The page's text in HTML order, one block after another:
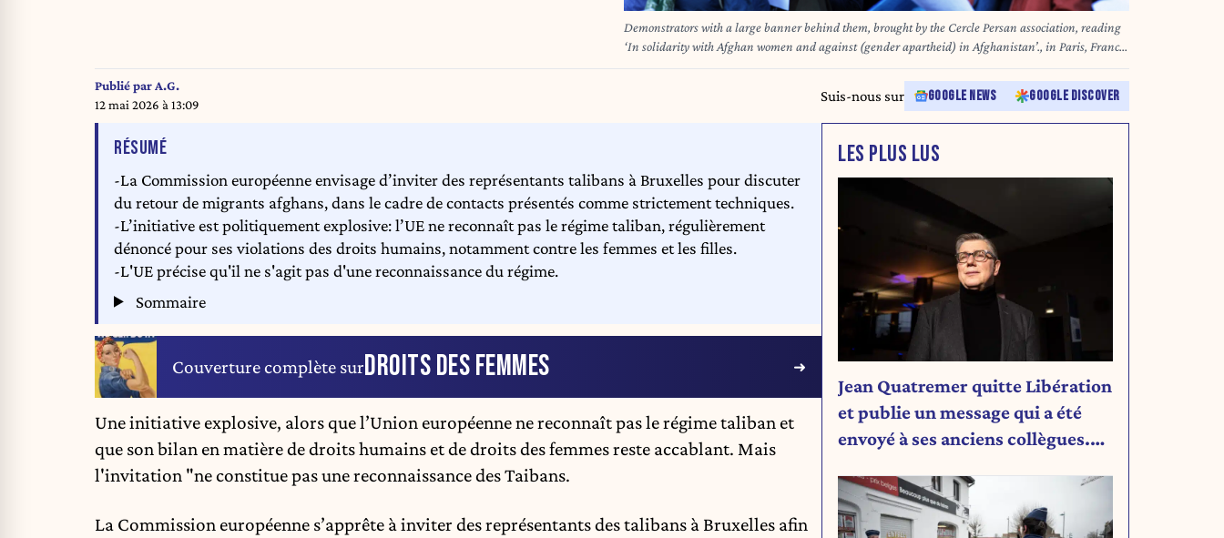
Demonstrators with a large banner behind them, brought by the Cercle Persan association, reading
‘In solidarity with Afghan women and against (gender apartheid) in Afghanistan’., in Paris, France,
on 14 September 2024. The association Le Cercle Persan is present in front of the Opera Bastille to
sing the women s anthem, in solidarity with Afghan women, victims of the Taliban who are
constantly enacting laws that restrict their freedom. Manifestants avec derriere eux une grande
banderole apporte par l ssociation le Cercle Persan, avec comme enoncer En solidarite avec les
femmes afghanes et contre (apartheid de genre), en Afghanistan, a Paris, France, le 14 septembre
2024. L association Le Cercle Persan est presente devant l Opera Bastille pour chanter l hymne des
femmes, en solidarite avec les femmes afghanes, victimes des Talibans qui ne cessent de promulguer
des lois liberticides les concernant. Nicolas RONGIER / RONGIER / Hans Lucas via AFP
Publié parA.G.
12 mai 2026 à 13:09
Suis-nous sur GOOGLE NEWS GOOGLE DISCOVER
RÉSUMÉDE L'ARTICLE
-La Commission européenne envisage d’inviter des représentants talibans à Bruxelles pour discuter
du retour de migrants afghans, dans le cadre de contacts présentés comme strictement techniques.
-L’initiative est politiquement explosive: l’UE ne reconnaît pas le régime taliban, régulièrement
dénoncé pour ses violations des droits humains, notamment contre les femmes et les filles.
-L'UE précise qu'il ne s'agit pas d'une reconnaissance du régime.
Sommaire
Couverture complète surDROITS DES FEMMES
Une initiative explosive, alors que l’Union européenne ne reconnaît pas le régime taliban et
que son bilan en matière de droits humains et de droits des femmes reste accablant. Mais
l'invitation "ne constitue pas une reconnaissance des Taibans.
La Commission européenne s’apprête à inviter des représentants des talibans à Bruxelles afin
LES PLUS LUS
Jean Quatremer quitte Libération
et publie un message qui a été
envoyé à ses anciens collègues.